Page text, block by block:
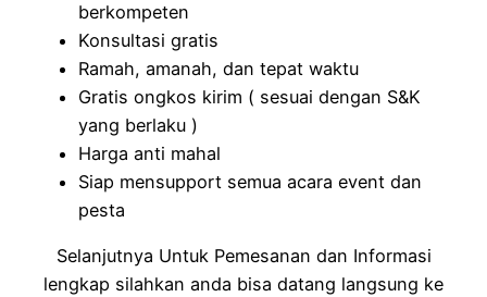
berkompeten
Konsultasi gratis
Ramah, amanah, dan tepat waktu
Gratis ongkos kirim ( sesuai dengan S&K
yang berlaku )
Harga anti mahal
Siap mensupport semua acara event dan
pesta
Selanjutnya Untuk Pemesanan dan Informasi
lengkap silahkan anda bisa datang langsung ke